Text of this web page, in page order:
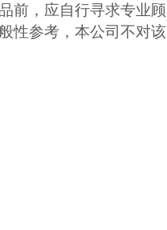
前，应自行寻求专业
性参考，本公司不对